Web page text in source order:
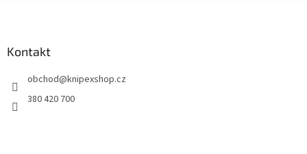
Kontakt
obchod@knipexshop.cz
380 420 700